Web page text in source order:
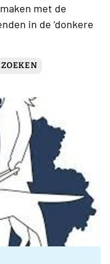
met de
in de ‘donkere